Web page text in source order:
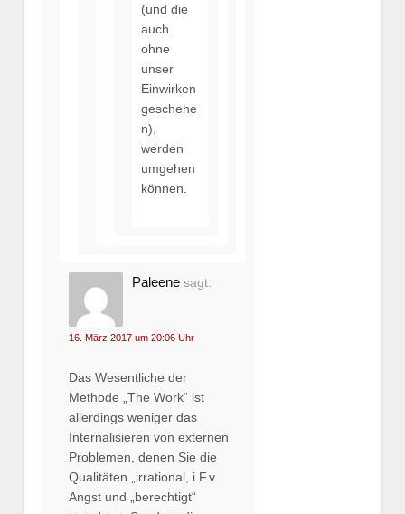
(und die
auch
ohne
unser
Einwirken
geschehe
n),
werden
umgehen
können.
Paleene sagt:
16. März 2017 um 20:06 Uhr
Das Wesentliche der
Methode „The Work“ ist
allerdings weniger das
Internalisieren von externen
Problemen, denen Sie die
Qualitäten „irrational, i.F.v.
Angst und „berechtigt“